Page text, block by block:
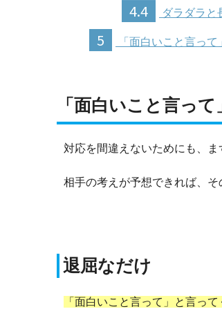
4.4 ダラダラと
5 「面白いこと言っ
「面白いこと言っ
対応を間違えないためにも、
相手の考えが予想できれば、そ
退屈なだけ
「面白いこと言って」と言っ